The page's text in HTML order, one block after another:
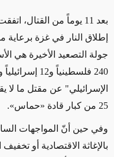
بعد 11 يوماً من القتال، اتفقت إسرائيل وحركة
إطلاق النار في غزة
جولة التصعيد الأخيرة هي
240
25 من كبار قادة
«حماس»
.
وفي حين أنّ المواجهات
بالإغاثة الاقتصادية أو